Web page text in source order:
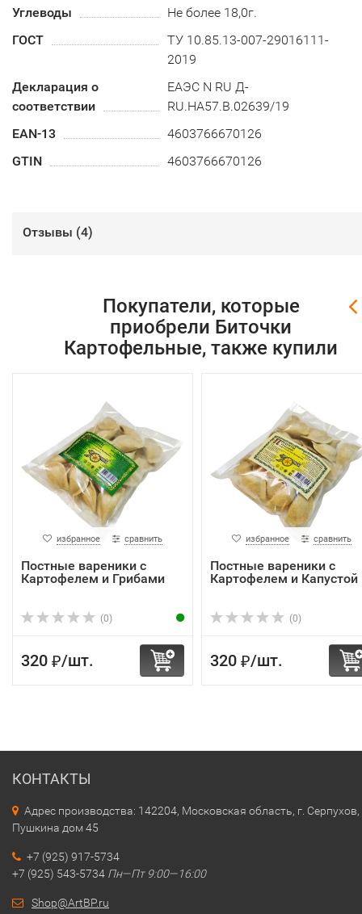
Углеводы
Не более 18,0г.
ГОСТ
ТУ 10.85.13-007-29016111-
2019
Декларация о
соответствии
ЕАЭС N RU Д-
RU.HA57.B.02639/19
EAN-13
4603766670126
GTIN
4603766670126
Отзывы (4)
Покупатели, которые
приобрели Биточки
Картофельные, также купили
избранное сравнить
Постные вареники с
Картофелем и Грибами
(0)
320 ₽/шт.
избранное сравнить
Постные вареники с
Картофелем и Капустой
(0)
320 ₽/шт.
КОНТАКТЫ
Адрес производства: 142204, Московская область, г. Серпухов,
Пушкина дом 45
+7 (925) 917-5734
+7 (925) 543-5734 Пн—Пт 9:00—16:00
Shop@ArtBP.ru